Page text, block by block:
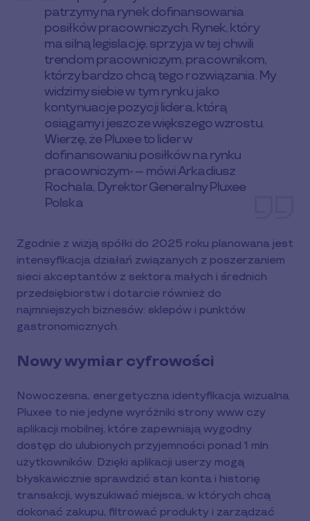
patrzymy na rynek dofinansowania
posiłków pracowniczych. Rynek, który
ma silną legislację, sprzyja w tej chwili
trendom pracowniczym, pracownikom,
którzy bardzo chcą tego rozwiązania. My
widzimy siebie w tym rynku jako
kontynuacje pozycji lidera, którą
osiągamy i jeszcze większego wzrostu.
Wierzę, że Pluxee to lider w
dofinansowaniu posiłków na rynku
pracowniczym- – mówi Arkadiusz
Rochala, Dyrektor Generalny Pluxee
Polska
Zgodnie z wizją spółki do 2025 roku planowana jest
intensyfikacja działań związanych z poszerzaniem
sieci akceptantów z sektora małych i średnich
przedsiębiorstw i dotarcie również do
najmniejszych biznesów: sklepów i punktów
gastronomicznych.
Nowy wymiar cyfrowości
Nowoczesna, energetyczna identyfikacja wizualna
Pluxee to nie jedyne wyróżniki strony www czy
aplikacji mobilnej, które zapewniają wygodny
dostęp do ulubionych przyjemności ponad 1 mln
użytkowników. Dzięki aplikacji userzy mogą
błyskawicznie sprawdzić stan konta i historię
transakcji, wyszukiwać miejsca, w których chcą
dokonać zakupu, filtrować produkty i zarządzać